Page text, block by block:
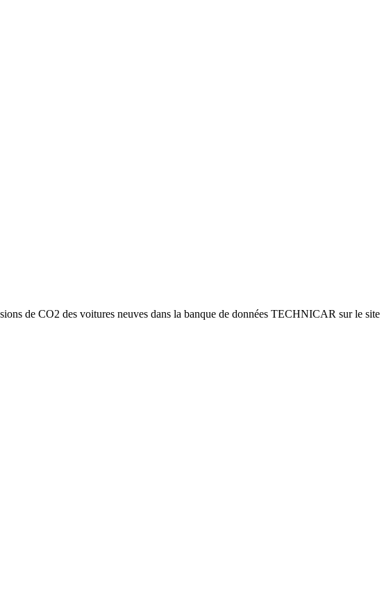
de CO2 des voitures neuves dans la banque de données TECHNICAR sur le site